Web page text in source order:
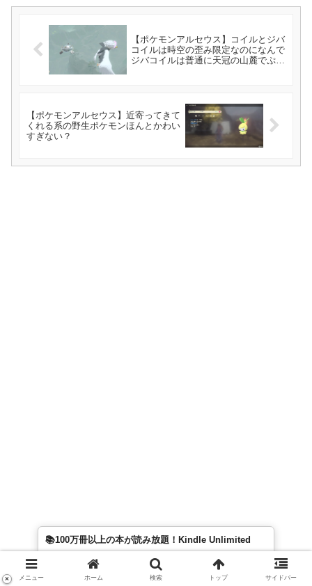
【ポケモンアルセウス】コイルとジバ
コイルは時空の歪み限定なのになんで
ジバコイルは普通に天冠の山麓でぷか
【ポケモンアルセウス】近寄ってきて
くれる系の野生ポケモンほんとかわい
すぎない？
📚100万冊以上の本が読み放題！Kindle Unlimited
メニュー ホーム 検索 トップ サイドバー
×